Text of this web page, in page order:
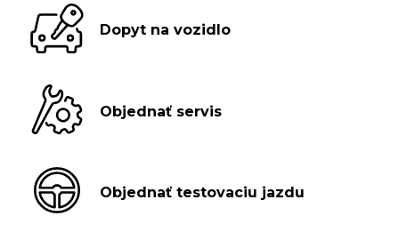
Dopyt na vozidlo
Objednať servis
Objednať testovaciu jazdu